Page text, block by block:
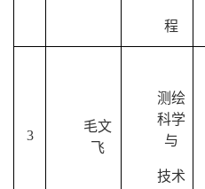
程
3
毛文
飞
测绘
科学
与
技术